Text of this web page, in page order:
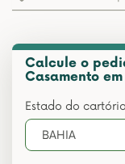
Calcule o
Casamento
Estado do cartório
BAHIA